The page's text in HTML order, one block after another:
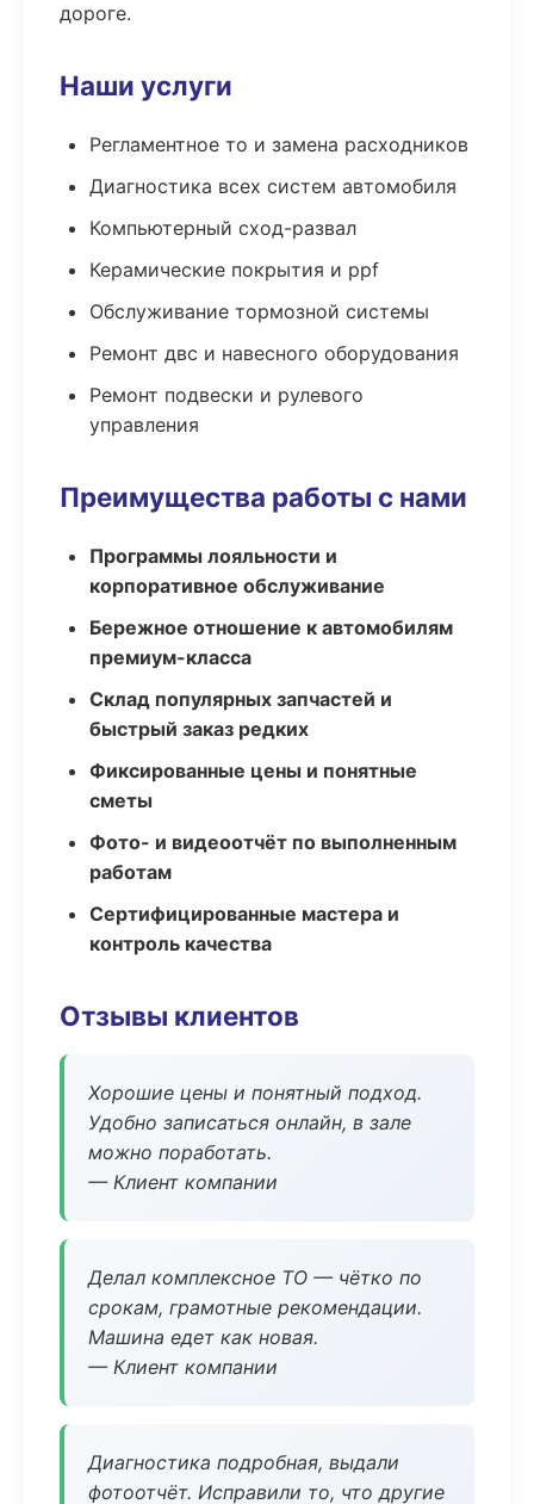
дороге.
Наши услуги
Регламентное то и замена расходников
Диагностика всех систем автомобиля
Компьютерный сход-развал
Керамические покрытия и ppf
Обслуживание тормозной системы
Ремонт двс и навесного оборудования
Ремонт подвески и рулевого
управления
Преимущества работы с нами
Программы лояльности и
корпоративное обслуживание
Бережное отношение к автомобилям
премиум-класса
Склад популярных запчастей и
быстрый заказ редких
Фиксированные цены и понятные
сметы
Фото- и видеоотчёт по выполненным
работам
Сертифицированные мастера и
контроль качества
Отзывы клиентов
Хорошие цены и понятный подход.
Удобно записаться онлайн, в зале
можно поработать.
— Клиент компании
Делал комплексное ТО — чётко по
срокам, грамотные рекомендации.
Машина едет как новая.
— Клиент компании
Диагностика подробная, выдали
фотоотчёт. Исправили то, что другие